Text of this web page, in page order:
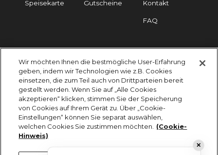
Speisekarte Gutscheine Kontakt
FAQ
KARIKAALA ©2026 - Saily Food Service GmbH
Alle Rechte vorbehalten
✕
Wir möchten Ihnen die bestmögliche User-Erfahrung
geben, indem wir Technologien wie z.B. Cookies
einsetzen, die zum Teil auch von Drittparteien bereit
gestellt werden. Wenn Sie auf „Alle Cookies
akzeptieren“ klicken, stimmen Sie der Speicherung
von Cookies auf Ihrem Gerät zu. Über „Cookie-
Einstellungen“ können Sie separat auswählen,
welchen Cookies Sie zustimmen möchten.
(Cookie-
Hinweis)